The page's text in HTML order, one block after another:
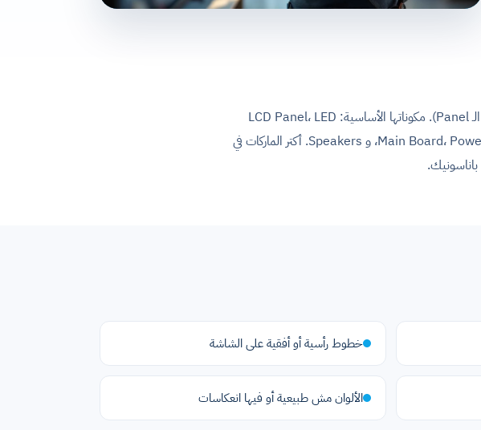
شاشات LED بتشتغل بـ Edge-Lit LEDs (في الإطار) أو Direct-Lit LEDs (وراء الـ Panel). مكوناتها الأساسية: LCD Panel، LED
Backlight Strips، T-Con Board (للتحكم في الـ Timing)، Main Board، Power Supply Board، و Speakers. أكتر الماركات في
خطوط رأسية أو أفقية على الشاشة
الألوان مش طبيعية أو فيها انعكاسات